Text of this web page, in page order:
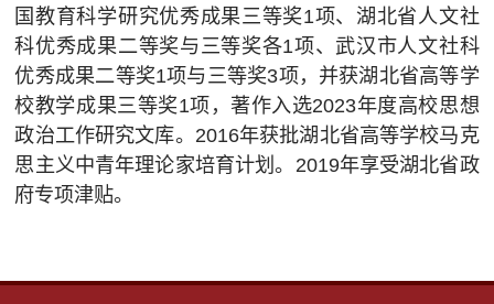
国教育科学研究优秀成果三等奖1项、湖北省人文社
科优秀成果二等奖与三等奖各1项、武汉市人文社科
优秀成果二等奖1项与三等奖3项，并获湖北省高等学
校教学成果三等奖1项，著作入选2023年度高校思想
政治工作研究文库。2016年获批湖北省高等学校马克
思主义中青年理论家培育计划。2019年享受湖北省政
府专项津贴。